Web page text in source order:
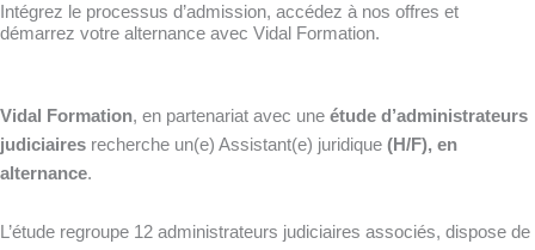
Intégrez le processus d’admission, accédez à nos offres et
démarrez votre alternance avec Vidal Formation.
Vidal Formation, en partenariat avec une étude d’administrateurs
judiciaires recherche un(e) Assistant(e) juridique (H/F), en
alternance.
L’étude regroupe 12 administrateurs judiciaires associés, dispose de